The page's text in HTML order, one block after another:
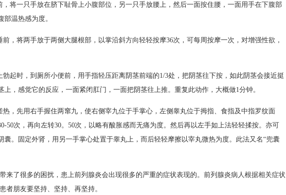
，将一只手放在脐下耻骨上小腹部位，另一只手放腰上，然后一面按住腰，一面用手在下腹部
部温热感为度。
前，将两手放于两侧大腿根部，以掌沿斜方向轻轻按摩36次，可每周按摩一次，对增强性欲，
勃起时，到厕所小便前，用手指轻压距离阴茎前端的1/3处，把阴茎往下按，如此阴茎会接近挺
上，感觉它的反应，一面紧闭肛门，一面把阴茎往上推。重复此动作，大概做1分钟。
热，先用右手握住两窜九，使右侧宰九位于手掌心，左侧睾丸位于拇指、食指及中指罗纹面
50次，再向左转30。50次，以略有酸胀感而无痛为度。然后再以左手如上法轻轻揉按。亦可
囊。固定外肾，用另一手掌心处置于睾丸上，而后轻轻摩擦以宰丸微热为度。此法又名“兜囊
来了很多的困扰，患上前列腺炎会出现很多的严重的症状表现的。前列腺炎病人根据相关症状
者朋友要坚持、坚持、再坚持。